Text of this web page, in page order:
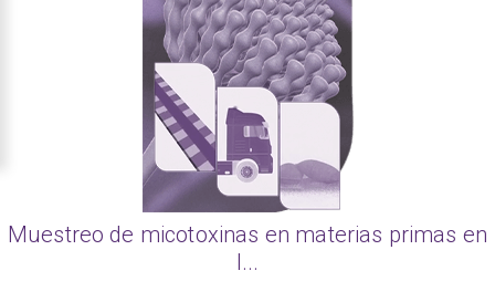
Muestreo de micotoxinas en materias primas en
l...